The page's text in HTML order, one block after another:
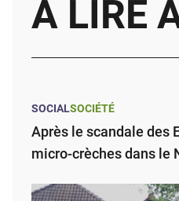
À LIRE
SOCIALSOCIÉTÉ
Après le scandale des
micro-crèches dans le